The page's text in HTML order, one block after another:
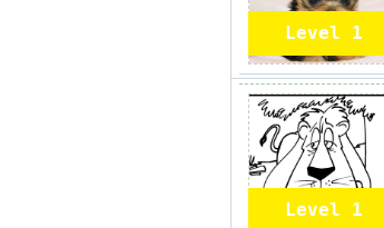
Level 1
Level 1